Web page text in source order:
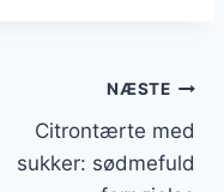
NÆSTE
Citrontærte med
sukker: sødmefuld